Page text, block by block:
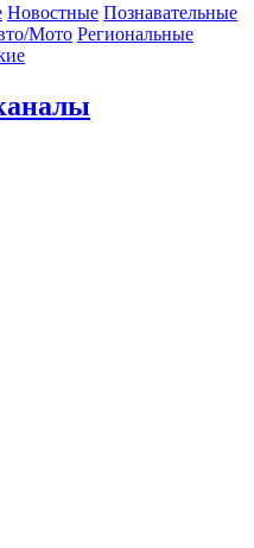
Новостные Познавательные
Мото Региональные